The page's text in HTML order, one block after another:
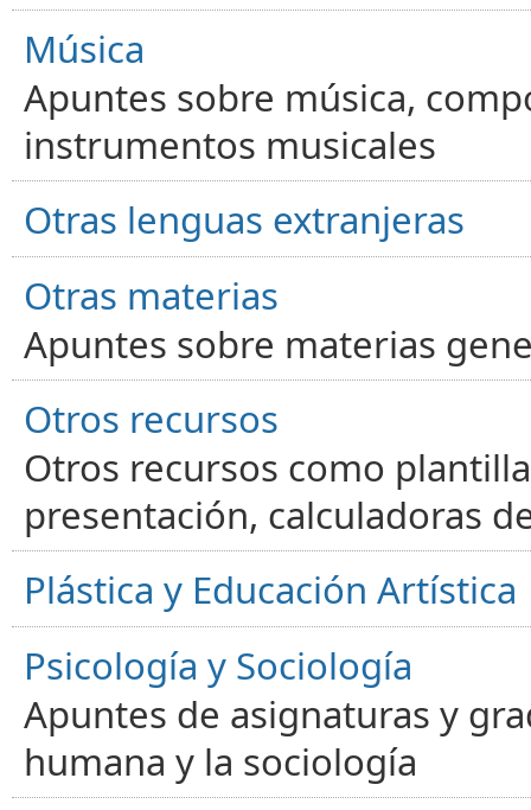
Música
Apuntes sobre música,
instrumentos musicales
Otras lenguas extranjeras
Otras materias
Apuntes sobre materias
Otros recursos
Otros recursos como
presentación, calculadoras
Plástica y Educación Artística
Psicología y Sociología
Apuntes de asignaturas y
humana y la sociología